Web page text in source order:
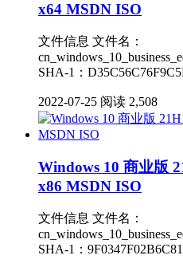
x64 MSDN ISO
文件信息 文件名：
SHA-1：
2022-07-25 阅读 2,508
Windows 10 商业版
x86 MSDN ISO
文件信息 文件名：
SHA-1：